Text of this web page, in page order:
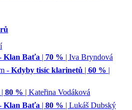
Klan Baťa | 70 % | Iva Bryndová
- Kdyby tisíc klarinetů | 60 % |
| 80 % | Kateřina Vodáková
Klan Baťa | 80 % | Lukáš Dubský